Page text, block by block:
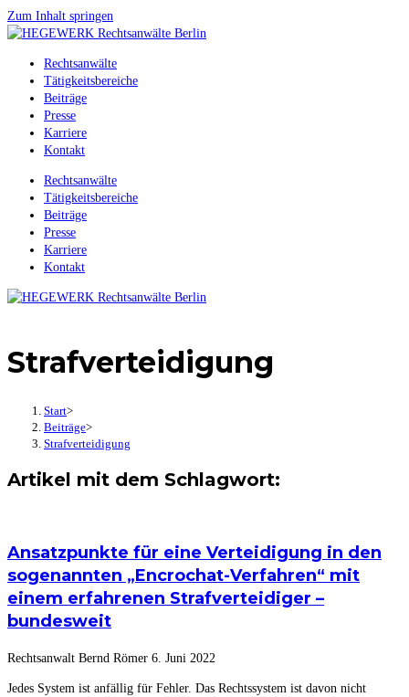
Zum Inhalt springen
Rechtsanwälte
Tätigkeitsbereiche
Beiträge
Presse
Karriere
Kontakt
Rechtsanwälte
Tätigkeitsbereiche
Beiträge
Presse
Karriere
Kontakt
Strafverteidigung
Start>
Beiträge>
Strafverteidigung
Artikel mit dem Schlagwort:
Ansatzpunkte für eine Verteidigung in den
sogenannten „Encrochat-Verfahren“ mit
einem erfahrenen Strafverteidiger –
bundesweit
Rechtsanwalt Bernd Römer 6. Juni 2022
Jedes System ist anfällig für Fehler. Das Rechtssystem ist davon nicht